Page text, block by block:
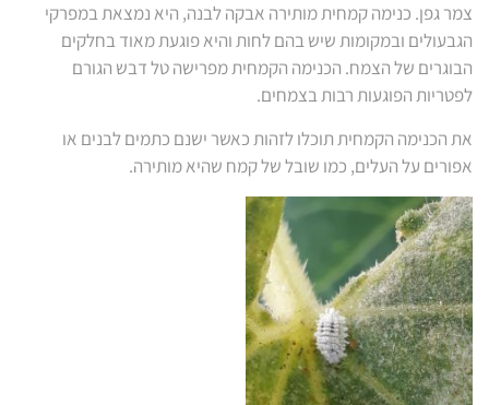
צמר גפן. כנימה קמחית מותירה אבקה לבנה, היא נמצאת במפרקי
הגבעולים ובמקומות שיש בהם לחות והיא פוגעת מאוד בחלקים
הבוגרים של הצמח. הכנימה הקמחית מפרישה טל דבש הגורם
לפטריות הפוגעות רבות בצמחים.
את הכנימה הקמחית תוכלו לזהות כאשר ישנם כתמים לבנים או
אפורים על העלים, כמו שובל של קמח שהיא מותירה.